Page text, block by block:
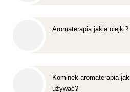
Aromaterapia jakie olejki?
Kominek aromaterapia jak
używać?